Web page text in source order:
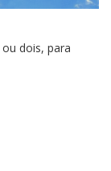
dois, para